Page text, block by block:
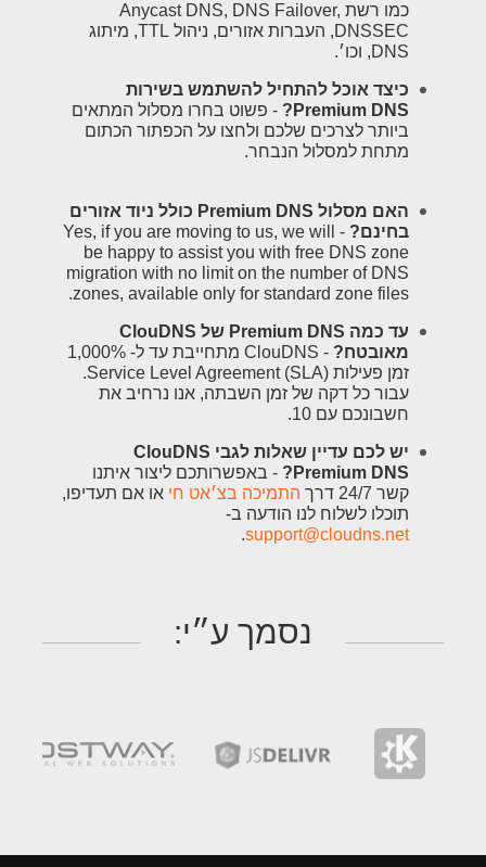
כמו רשת Anycast DNS, DNS Failover,
DNSSEC, העברות אזורים, ניהול TTL, מיתוג
DNS, וכו׳.
כיצד אוכל להתחיל להשתמש בשירות
Premium DNS?
- פשוט בחרו מסלול המתאים
ביותר לצרכים שלכם ולחצו על הכפתור הכתום
מתחת למסלול הנבחר.
האם מסלול Premium DNS כולל ניוד אזורים
בחינם?
- Yes, if you are moving to us, we will
be happy to assist you with free DNS zone
migration with no limit on the number of DNS
zones, available only for standard zone files.
עד כמה Premium DNS של ClouDNS
מאובטח?
- ClouDNS מתחייבת עד ל- 1,000%
זמן פעילות Service Level Agreement (SLA).
עבור כל דקה של זמן השבתה, אנו נרחיב את
חשבונכם עם 10.
יש לכם עדיין שאלות לגבי ClouDNS
Premium DNS?
- באפשרותכם ליצור איתנו
קשר 24/7 דרך
התמיכה בצ׳אט חי או אם תעדיפו,
תוכלו לשלוח לנו הודעה ב-
support@cloudns.net
.
נסמך ע״י: